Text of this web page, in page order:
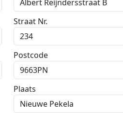
Straat Nr.
Postcode
Plaats